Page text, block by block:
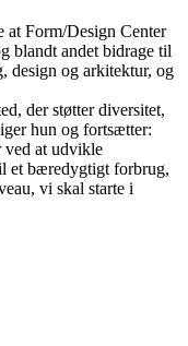
at Form/Design Center
blandt andet bidrage til
design og arkitektur, og
der støtter diversitet,
hun og fortsætter:
ved at udvikle
et bæredygtigt forbrug,
vi skal starte i